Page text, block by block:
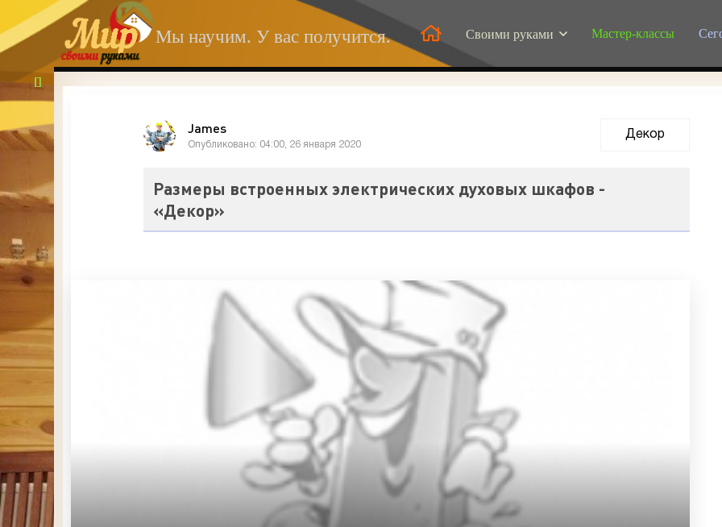
Мы научим. У вас получится. Своими руками Мастер-классы
James
Опубликовано: 04:00, 26 января 2020
Декор
Размеры встроенных электрических духовых шкафов -
«Декор»